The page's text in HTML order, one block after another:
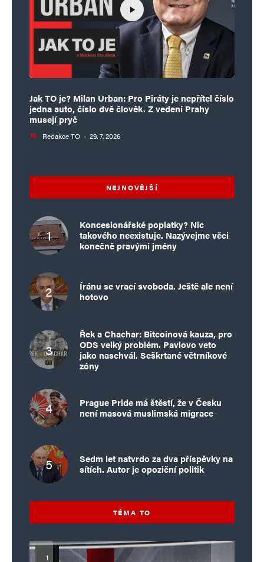
Jak TO je? Milan Urban: Pro Piráty je nepřítel číslo
jedna auto, číslo dvě člověk. Z vedení Prahy
musejí pryč
Redakce TO · 29. 7. 2026
NEJNOVĚJŠÍ
Koncesionářské poplatky? Nic
takového neexistuje. Nazývejme věci
konečně pravými jmény
Íránu se vrací svoboda. Ještě ale není
hotovo
Řek a Chachar: Bitcoinová kauza, pro
ODS velký problém. Pavlovo veto
jako naschvál. Seškrtané větrníkové
zóny
Prague Pride má štěstí, že v Česku
není masová muslimská migrace
Sedm let natvrdo za dva příspěvky na
sítích. Autor je opoziční politik
TÉMA TO